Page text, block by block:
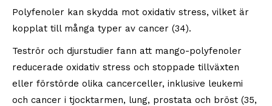
Polyfenoler kan skydda mot oxidativ stress, vilket är
kopplat till många typer av cancer (34).
Teströr och djurstudier fann att mango-polyfenoler
reducerade oxidativ stress och stoppade tillväxten
eller förstörde olika cancerceller, inklusive leukemi
och cancer i tjocktarmen, lung, prostata och bröst (35,